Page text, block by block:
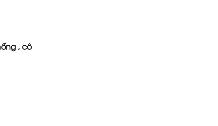
, cô